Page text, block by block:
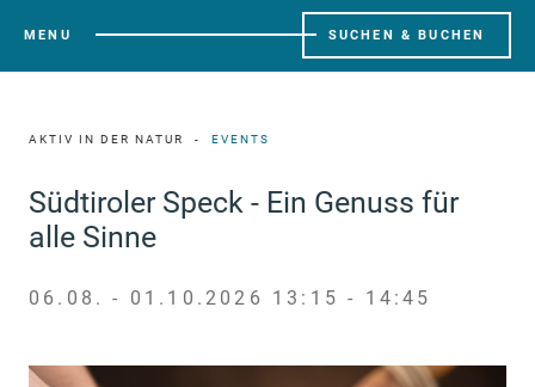
MENU SUCHEN & BUCHEN
AKTIV IN DER NATUR EVENTS
Südtiroler Speck - Ein Genuss für
alle Sinne
06.08. - 01.10.2026 13:15 - 14:45